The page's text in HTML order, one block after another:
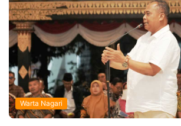
Warta Nagari